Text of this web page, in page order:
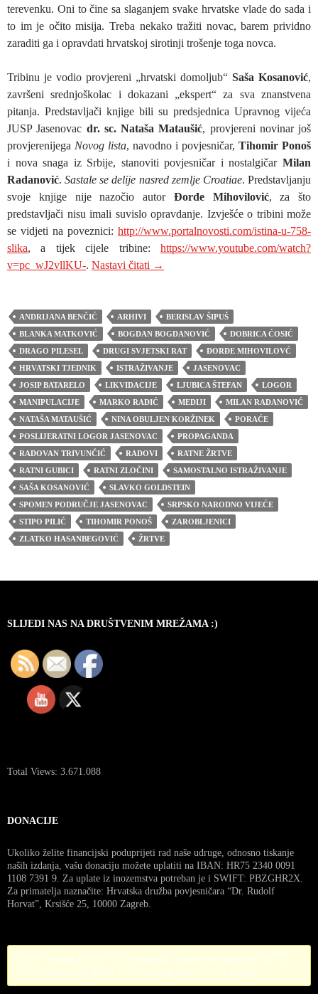
terevenku. Oni to čine sa slaganjem svake hrvatske vlade do sada i
to im je očito misija. Treba nekako tražiti novac, barem prividno
zaraditi ga i opravdati hrvatskoj sirotinji trošenje toga novca.
Tribinu je vodio provjereni „hrvatski domoljub“ Saša Kosanović,
završeni srednjoškolac i dokazani „ekspert“ za sva znanstvena
pitanja. Predstavljači knjige bili su predsjednica Upravnog vijeća
JUSP Jasenovac dr. sc. Nataša Mataušić, provjereni novinar još
provjerenijega Novog lista, navodno i povjesničar, Tihomir Ponoš
i nova snaga iz Srbije, stanoviti povjesničar i nostalgičar Milan
Radanović.Sastale se delije nasred zemlje Croatiae. Predstavljanju
svoje knjige nije nazočio autor Đorđe Mihovilović, za što
predstavljači nisu imali suvislo opravdanje. Izvješće o tribini može
se vidjeti na poveznici: http://www.portalnovosti.com/istina-u-758-
slika, a tijek cijele tribine: https://www.youtube.com/watch?
v=pc_wJ2vllKU-. Nastavi čitati Blanka Matković i Stipo Pilić:
→
ANDRIJANA BENČIĆ ARHIVI
BERISLAV ŠIPUŠ
BLANKA MATKOVIĆ
BOGDAN BOGDANOVIĆ
DOBRICA ĆOSIĆ
DRAGO PILESEL
DRUGI SVJETSKI RAT
ĐORĐE MIHOVILOVĆ
HRVATSKI TJEDNIK
ISTRAŽIVANJE
JASENOVAC
JOSIP BATARELO
LIKVIDACIJE LJUBICA ŠTEFAN
LOGOR
MANIPULACIJE
MARKO RADIĆ MEDIJI
MILAN RADANOVIĆ
NATAŠA MATAUŠIĆ
NINA OBULJEN KORŽINEK
PORAĆE
POSLIJERATNI LOGOR JASENOVAC
PROPAGANDA
RADOVAN TRIVUNČIĆ
RADOVI
RATNE ŽRTVE
RATNI GUBICI
RATNI ZLOČINI
SAMOSTALNO ISTRAŽIVANJE
SAŠA KOSANOVIĆ
SLAVKO GOLDSTEIN
SPOMEN PODRUČJE JASENOVAC
SRPSKO NARODNO VIJEĆE
STIPO PILIĆ
TIHOMIR PONOŠ
ZAROBLJENICI
ZLATKO HASANBEGOVIĆ
ŽRTVE
SLIJEDI NAS NA DRUŠTVENIM MREŽAMA :)
Total Views: 3.671.088
DONACIJE
Ukoliko želite financijski poduprijeti rad naše udruge, odnosno tiskanje
naših izdanja, vašu donaciju možete uplatiti na IBAN: HR75 2340 0091
1108 7391 9. Za uplate iz inozemstva potreban je i SWIFT: PBZGHR2X.
Za primatelja naznačite: Hrvatska družba povjesničara “Dr. Rudolf
Horvat”, Krsišće 25, 10000 Zagreb.